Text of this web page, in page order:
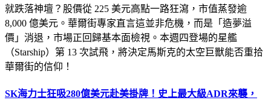
就跌落神壇？股價從 225 美元高點一路狂瀉，市值蒸發逾
8,000 億美元。華爾街專家直言這並非危機，而是「造夢溢
價」消退，市場正回歸基本面檢視。本週四登場的星艦
（Starship）第 13 次試飛，將決定馬斯克的太空巨獸能否重拾
華爾街的信仰！
SK海力士狂吸280億美元赴美掛牌！史上最大級ADR來襲，